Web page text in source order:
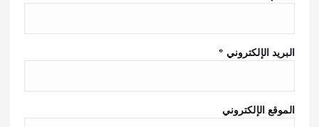
البريد الإلكتروني *
الموقع الإلكتروني